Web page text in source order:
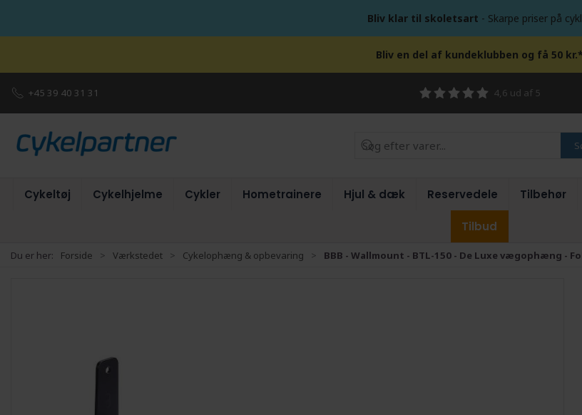
Bliv klar til skoletsart - Skarpe priser på
Bliv en del af kundeklubben og få 50 kr.*
+45 39 40 31 31 4,6 ud af 5
Cykeltøj Cykelhjelme Cykler Hometrainere Hjul & dæk Reservedele Tilbehør
Tilbud
Du er her: Forside Værkstedet Cykelophæng & opbevaring BBB - Wallmount - BTL-150 - De Luxe vægophæng -